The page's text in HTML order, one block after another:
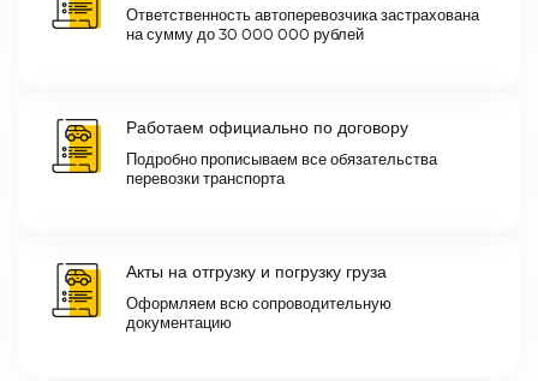
Ответственность автоперевозчика застрахована
на сумму до 30 000 000 рублей
Работаем официально по договору
Подробно прописываем все обязательства
перевозки транспорта
Акты на отгрузку и погрузку груза
Оформляем всю сопроводительную
документацию